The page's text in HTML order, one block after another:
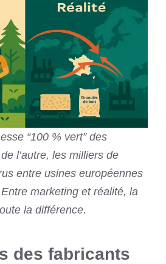
“100 % vert” des
l’autre, les milliers de
entre usines européennes
marketing et réalité, la
la différence.
des fabricants